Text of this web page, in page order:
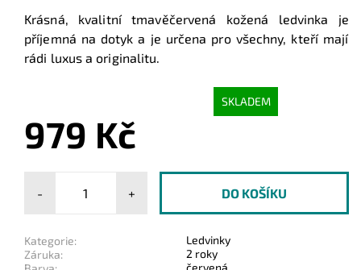
Krásná, kvalitní tmavěčervená kožená ledvinka je
příjemná na dotyk a je určena pro všechny, kteří mají
rádi luxus a originalitu.
SKLADEM
979 Kč
- +
Kategorie:
Ledvinky
Záruka:
2 roky
červená